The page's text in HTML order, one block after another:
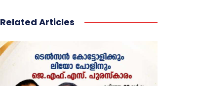
Related Articles